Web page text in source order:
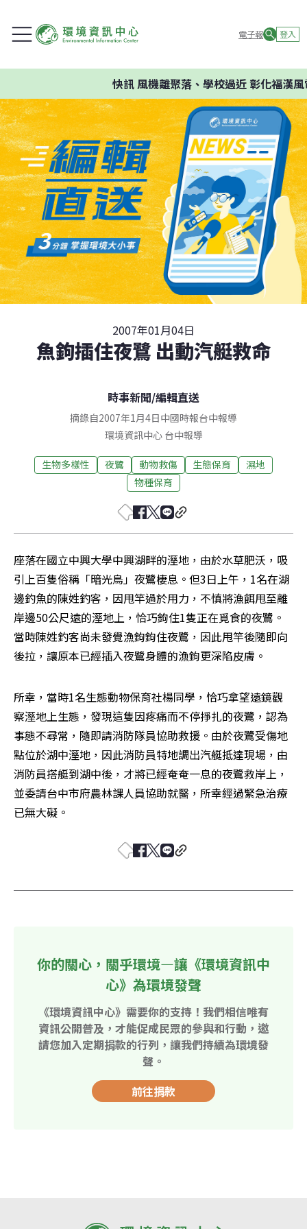
電子報 登入
快訊風機離聚落、學校過近 彰化福漢風
2007年01月04日
魚鉤插住夜鷺 出動汽艇救命
時事新聞/編輯直送
摘錄自2007年1月4日中國時報台中報導
環境資訊中心 台中報導
生物多樣性 夜鷺 動物救傷 生態保育
濕地
物種保育
座落在國立中興大學中興湖畔的溼地，由於水草肥沃，吸
引上百隻俗稱「暗光鳥」夜鷺棲息。但3日上午，1名在湖
邊釣魚的陳姓釣客，因甩竿過於用力，不慎將漁餌甩至離
岸邊50公尺遠的溼地上，恰巧鉤住1隻正在覓食的夜鷺。
當時陳姓釣客尚未發覺漁鉤鉤住夜鷺，因此甩竿後隨即向
後拉，讓原本已經插入夜鷺身體的漁鉤更深陷皮膚。
所幸，當時1名生態動物保育社楊同學，恰巧拿望遠鏡觀
察溼地上生態，發現這隻因疼痛而不停掙扎的夜鷺，認為
事態不尋常，隨即請消防隊員協助救援。由於夜鷺受傷地
點位於湖中溼地，因此消防員特地調出汽艇抵達現場，由
消防員搭艇到湖中後，才將已經奄奄一息的夜鷺救岸上，
並委請台中市府農林課人員協助就醫，所幸經過緊急治療
已無大礙。
你的關心，關乎環境—讓《環境資訊中
心》為環境發聲
《環境資訊中心》需要你的支持！我們相信唯有
資訊公開普及，才能促成民眾的參與和行動，邀
請您加入定期捐款的行列，讓我們持續為環境發
聲。
前往捐款